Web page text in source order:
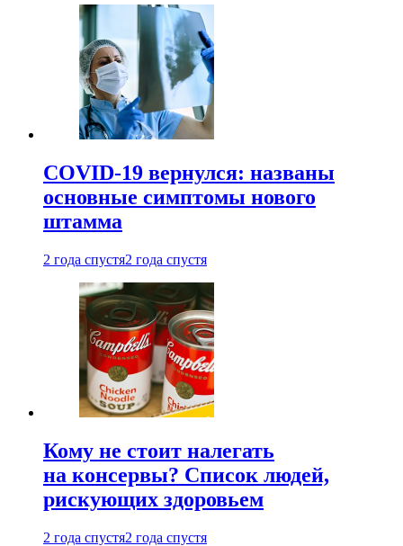
COVID-19 вернулся: названы
основные симптомы нового
штамма
2 года спустя2 года спустя
Кому не стоит налегать
на консервы? Список людей,
рискующих здоровьем
2 года спустя2 года спустя